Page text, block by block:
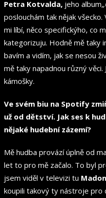
Petra Kotvalda, jeho album
poslouchám tak nějak
mi líbí, něco specifickýho, co
kategorizuju. Hodně mě taky
bavím a vidím, jak se nesou
mě taky napadnou různý
kámošky.
Ve svém biu na Spotify
už od dětství. Jak ses k
nějaké hudební zázemí?
Mě hudba provází úplně od
let to pro mě začalo. To byl
jsem viděl v televizi tu
koupili takový ty nástroje pro